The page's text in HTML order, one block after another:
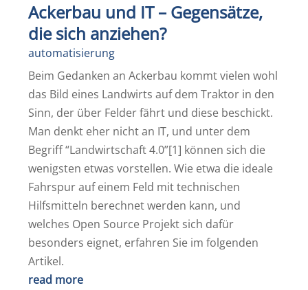
Ackerbau und IT – Gegensätze,
die sich anziehen?
automatisierung
Beim Gedanken an Ackerbau kommt vielen wohl
das Bild eines Landwirts auf dem Traktor in den
Sinn, der über Felder fährt und diese beschickt.
Man denkt eher nicht an IT, und unter dem
Begriff “Landwirtschaft 4.0”[1] können sich die
wenigsten etwas vorstellen. Wie etwa die ideale
Fahrspur auf einem Feld mit technischen
Hilfsmitteln berechnet werden kann, und
welches Open Source Projekt sich dafür
besonders eignet, erfahren Sie im folgenden
Artikel.
read more